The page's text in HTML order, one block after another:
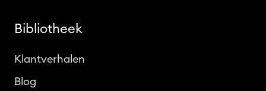
Bibliotheek
Klantverhalen
Blog